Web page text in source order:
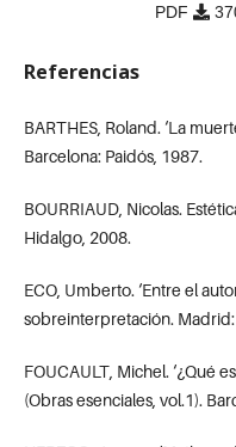
PDF
Referencias
BARTHES, Roland. ‘La
Barcelona: Paidós, 1987.
BOURRIAUD, Nicolas.
Hidalgo, 2008.
ECO, Umberto. ‘Entre el
sobreinterpretación.
FOUCAULT, Michel. ‘¿Qué
(Obras esenciales, vol.1).